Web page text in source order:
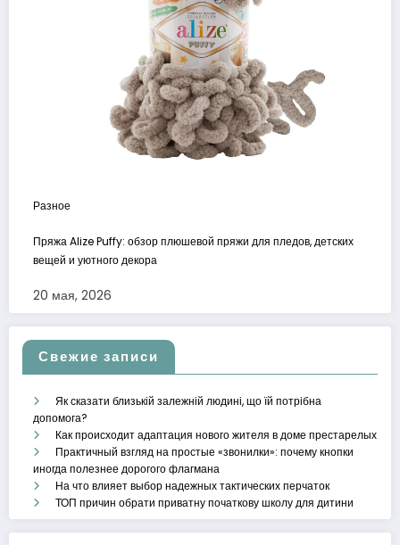
Разное
Пряжа Alize Puffy: обзор плюшевой пряжи для пледов, детских
вещей и уютного декора
20 мая, 2026
Свежие записи
Як сказати близькій залежній людині, що їй потрібна
допомога?
Как происходит адаптация нового жителя в доме престарелых
Практичный взгляд на простые «звонилки»: почему кнопки
иногда полезнее дорогого флагмана
На что влияет выбор надежных тактических перчаток
ТОП причин обрати приватну початкову школу для дитини